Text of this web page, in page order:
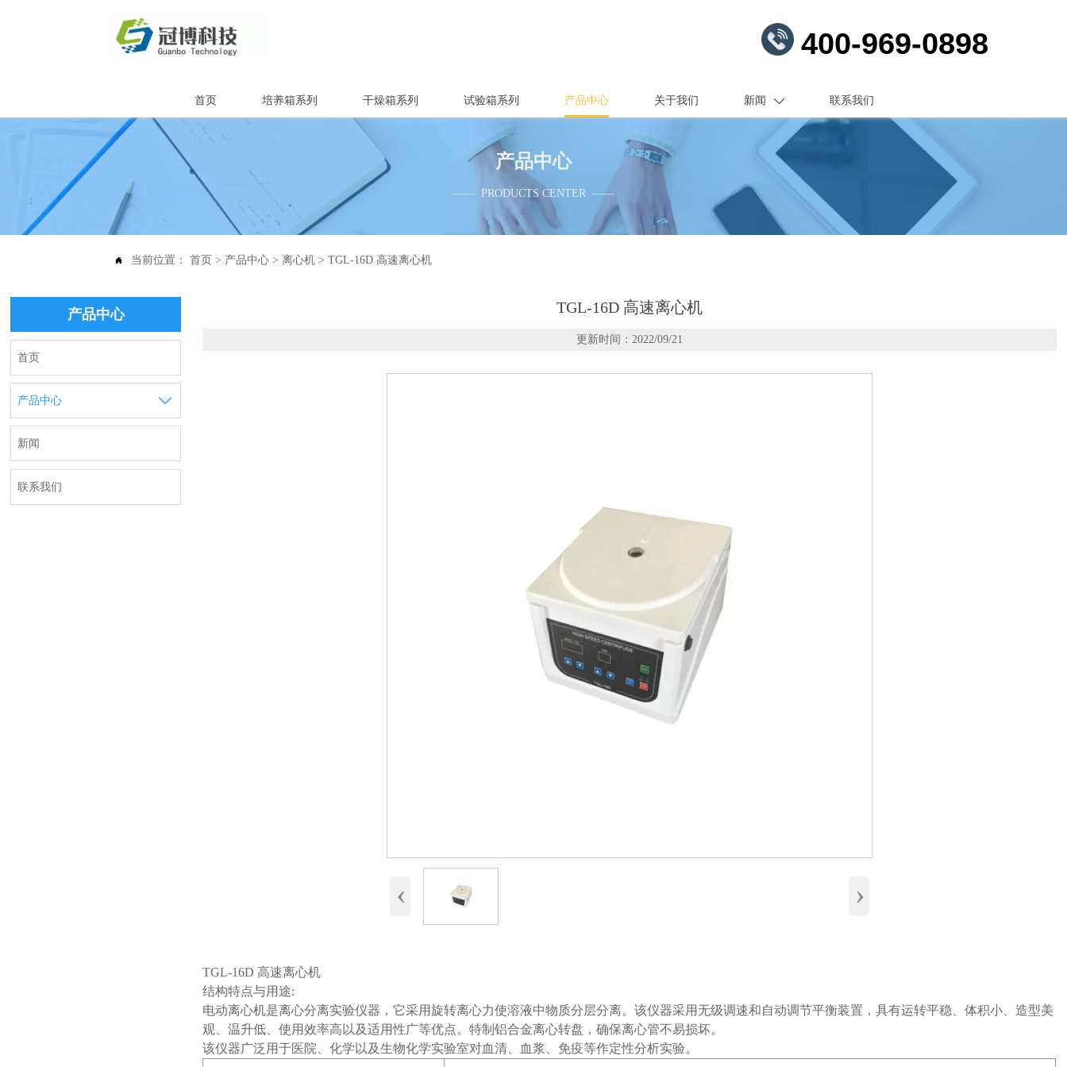
400-969-0898
首页 培养箱系列 干燥箱系列 试验箱系列 产品中心 关于我们 新闻  联系我们
产品中心
—— PRODUCTS CENTER ——
 当前位置：首页 > 产品中心 >离心机 >TGL-16D 高速离心机
产品中心
首页
产品中心 
新闻
联系我们
TGL-16D 高速离心机
更新时间：2022/09/21
‹ ›
TGL-16D 高速离心机
结构特点与用途:
电动离心机是离心分离实验仪器，它采用旋转离心力使溶液中物质分层分离。该仪器采用无级调速和自动调节平衡装置，具有运转平稳、体积小、造型美
观、温升低、使用效率高以及适用性广等优点。特制铝合金离心转盘，确保离心管不易损坏。
该仪器广泛用于医院、化学以及生物化学实验室对血清、血浆、免疫等作定性分析实验。